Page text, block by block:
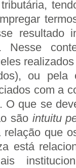
resultado
ou pela
com a
O que se
são intuitu
que
está